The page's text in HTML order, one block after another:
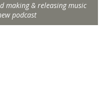
making & releasing music
podcast